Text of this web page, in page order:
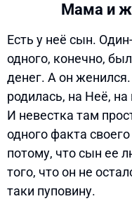
Мама и
Есть у неё сын.
одного, конечно,
денег. А он
родилась, на Неё,
И невестка там
одного факта
потому, что сын ее
того, что он не
таки пуповину.